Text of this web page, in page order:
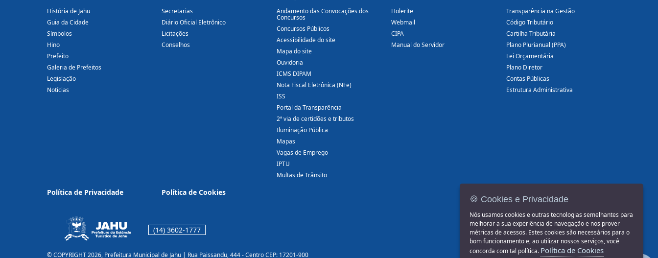
História de Jahu
Guia da Cidade
Símbolos
Hino
Prefeito
Galeria de Prefeitos
Legislação
Notícias
Secretarias
Diário Oficial Eletrônico
Licitações
Conselhos
Andamento das Convocações dos
Concursos
Concursos Públicos
Acessibilidade do site
Mapa do site
Ouvidoria
ICMS DIPAM
Nota Fiscal Eletrônica (NFe)
ISS
Portal da Transparência
2ª via de certidões e tributos
Iluminação Pública
Mapas
Vagas de Emprego
IPTU
Multas de Trânsito
Holerite
Webmail
CIPA
Manual do Servidor
Transparência na Gestão
Código Tributário
Cartilha Tributária
Plano Plurianual (PPA)
Lei Orçamentária
Plano Diretor
Contas Públicas
Estrutura Administrativa
Política de Privacidade Política de Cookies
(14) 3602-1777
© COPYRIGHT 2026, Prefeitura Municipal de Jahu | Rua Paissandu, 444 - Centro CEP: 17201-900
🍪 Cookies e Privacidade
Nós usamos cookies e outras tecnologias semelhantes para
melhorar a sua experiência de navegação e nos prover
métricas de acessos. Estes cookies são necessários para o
bom funcionamento e, ao utilizar nossos serviços, você
concorda com tal política. Política de Cookies